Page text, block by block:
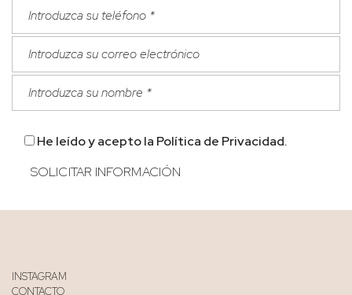
He leído y acepto la Política de Privacidad.
INSTAGRAM
CONTACTO